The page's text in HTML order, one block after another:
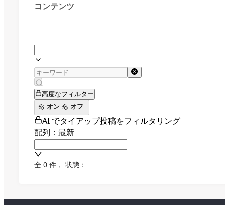
コンテンツ
高度なフィルター
オン
オフ
AI でタイアップ投稿をフィルタリング
配列：最新
全 0 件 ， 状態：